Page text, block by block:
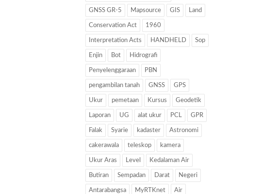
GNSS GR-5 Mapsource GIS Land
Conservation Act 1960
Interpretation Acts HANDHELD Sop
Enjin Bot Hidrografi
Penyelenggaraan PBN
pengambilan tanah GNSS GPS
Ukur pemetaan Kursus Geodetik
Laporan UG alat ukur PCL GPR
Falak Syarie kadaster Astronomi
cakerawala teleskop kamera
Ukur Aras Level Kedalaman Air
Butiran Sempadan Darat Negeri
Antarabangsa MyRTKnet Air